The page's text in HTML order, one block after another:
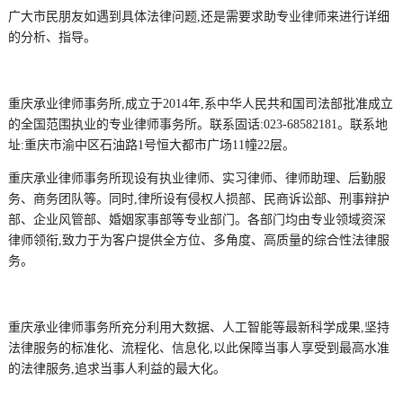
广大市民朋友如遇到具体法律问题,还是需要求助专业律师来进行详细
的分析、指导。
重庆承业律师事务所,成立于2014年,系中华人民共和国司法部批准成立
的全国范围执业的专业律师事务所。联系固话:023-68582181。联系地
址:重庆市渝中区石油路1号恒大都市广场11幢22层。
重庆承业律师事务所现设有执业律师、实习律师、律师助理、后勤服
务、商务团队等。同时,律所设有侵权人损部、民商诉讼部、刑事辩护
部、企业风管部、婚姻家事部等专业部门。各部门均由专业领域资深
律师领衔,致力于为客户提供全方位、多角度、高质量的综合性法律服
务。
重庆承业律师事务所充分利用大数据、人工智能等最新科学成果,坚持
法律服务的标准化、流程化、信息化,以此保障当事人享受到最高水准
的法律服务,追求当事人利益的最大化。